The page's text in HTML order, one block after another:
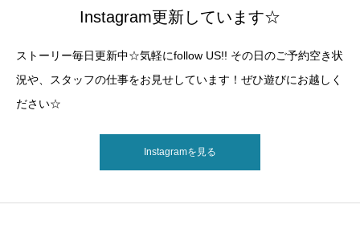
Instagram更新しています☆
ストーリー毎日更新中☆気軽にfollow US!! その日のご予約空き状
況や、スタッフの仕事をお見せしています！ぜひ遊びにお越しく
ださい☆
Instagramを見る